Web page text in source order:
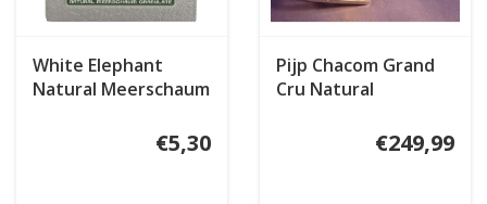
White Elephant
Natural Meerschaum
€5,30
Pijp Chacom Grand
Cru Natural
€249,99